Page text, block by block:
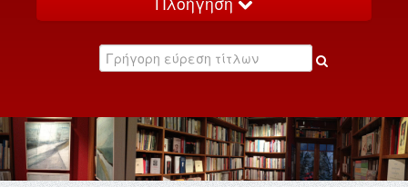
Κατάλογος
Εκδηλώσεις
Επικοινωνία